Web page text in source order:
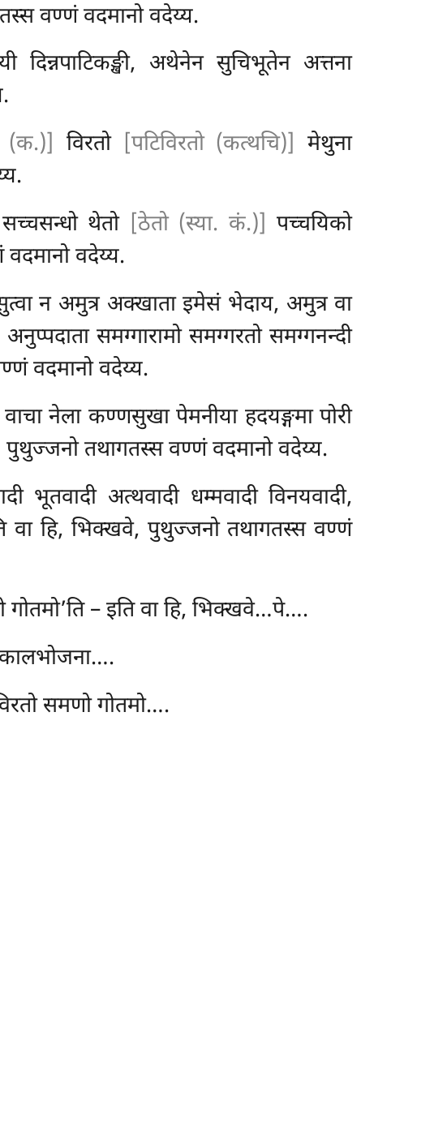
वण्णं वदमानो वदेय्य.
दिन्नपाटिकङ्खी, अथेनेन सुचिभूतेन अत्तना
(क.)] विरतो [पटिविरतो (कत्थचि)] मेथुना
थेतो [ठेतो (स्या. कं.)] पच्चयिको
वदेय्य.
न अमुत्र अक्खाता इमेसं भेदाय, अमुत्र वा
समग्गारामो समग्गरतो समग्गनन्दी
वदमानो वदेय्य.
नेला कण्णसुखा पेमनीया हदयङ्गमा पोरी
पुथुज्जनो तथागतस्स वण्णं वदमानो वदेय्य.
भूतवादी अत्थवादी धम्मवादी विनयवादी,
वा हि, भिक्खवे, पुथुज्जनो तथागतस्स वण्णं
गोतमो’ति – इति वा हि, भिक्खवे…पे….
समणो गोतमो….